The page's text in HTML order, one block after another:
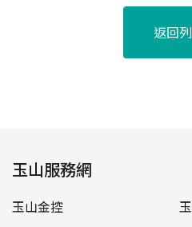
返回
玉山服務網
玉山金控